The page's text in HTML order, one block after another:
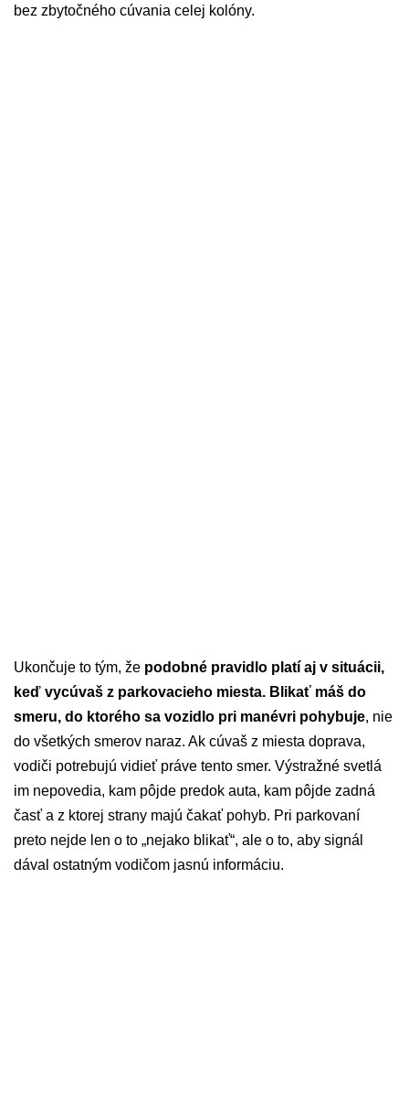
bez zbytočného cúvania celej kolóny.
Ukončuje to tým, že podobné pravidlo platí aj v situácii,
keď vycúvaš z parkovacieho miesta. Blikať máš do
smeru, do ktorého sa vozidlo pri manévri pohybuje, nie
do všetkých smerov naraz. Ak cúvaš z miesta doprava,
vodiči potrebujú vidieť práve tento smer. Výstražné svetlá
im nepovedia, kam pôjde predok auta, kam pôjde zadná
časť a z ktorej strany majú čakať pohyb. Pri parkovaní
preto nejde len o to „nejako blikať“, ale o to, aby signál
dával ostatným vodičom jasnú informáciu.